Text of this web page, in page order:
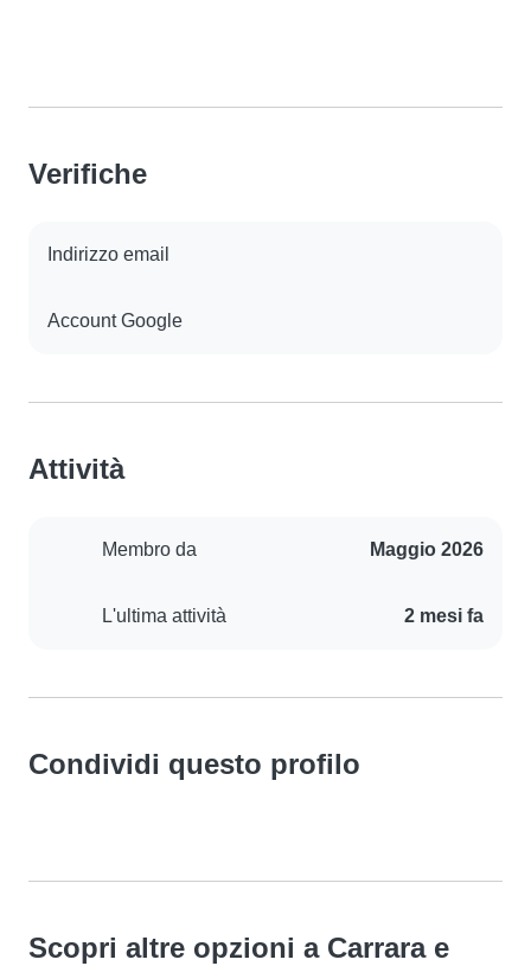
Verifiche
Indirizzo email
Account Google
Attività
Membro da Maggio 2026
L'ultima attività 2 mesi fa
Condividi questo profilo
Scopri altre opzioni a Carrara e